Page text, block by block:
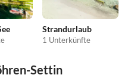
Strandurlaub
1 Unterkünfte
Settin